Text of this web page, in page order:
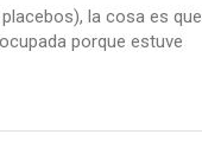
la cosa es que
porque estuve